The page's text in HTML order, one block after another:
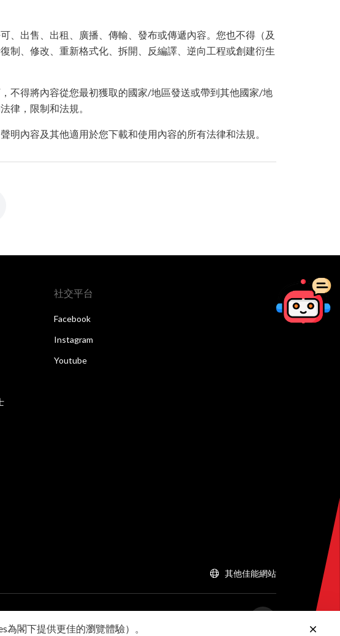
、出售、出租、廣播、傳輸、發布或傳遞內容。您也不得（及
制、修改、重新格式化、拆開、反編譯、逆向工程或創建衍生
不得將內容從您最初獲取的國家/地區發送或帶到其他國家/地
律，限制和法規。
明內容及其他適用於您下載和使用內容的所有法律和法規。
社交平台
Facebook
Instagram
Youtube
其他佳能網站
為閣下提供更佳的瀏覽體驗）。